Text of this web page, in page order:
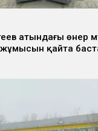
атындағы өнер
қайта